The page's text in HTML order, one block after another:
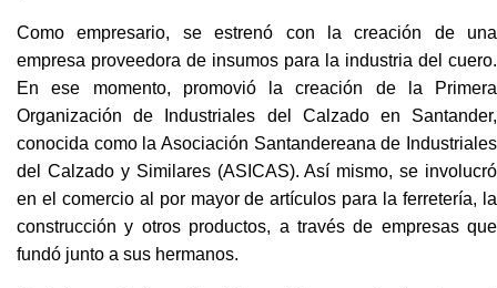
Como empresario, se estrenó con la creación de una
empresa proveedora de insumos para la industria del cuero.
En ese momento, promovió la creación de la Primera
Organización de Industriales del Calzado en Santander,
conocida como la Asociación Santandereana de Industriales
del Calzado y Similares (ASICAS). Así mismo, se involucró
en el comercio al por mayor de artículos para la ferretería, la
construcción y otros productos, a través de empresas que
fundó junto a sus hermanos.